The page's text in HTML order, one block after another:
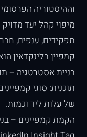
וההיסטוריה
מיפוי קהל יעד
תפקידים, ענפים,
קמפיין בלינקדאין
בניית אסטרטגיה –
תוכנית: סוגי
של עלות ליד וכמות.
הקמת קמפיינים –